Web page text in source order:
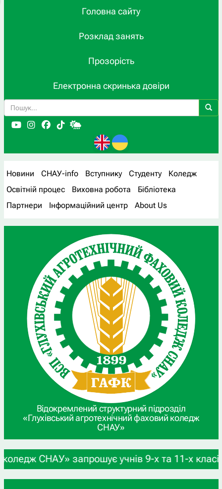
Головна сайту
Розклад занять
Прозорість
Електронна скринька довіри
Новини СНАУ-info Вступнику Студенту
Коледж
Освітній процес
Виховна робота
Бібліотека
Партнери
Інформаційний центр About Us
Відокремлений структурний підрозділ
«Глухівський агротехнічний фаховий коледж
СНАУ»
та 11-х класів, а також випускників